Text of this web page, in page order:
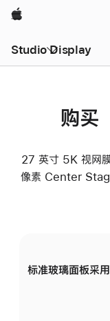
Apple
Studio Display
购买
27 英寸 5K 视网
像素 Center
标准玻璃面板采